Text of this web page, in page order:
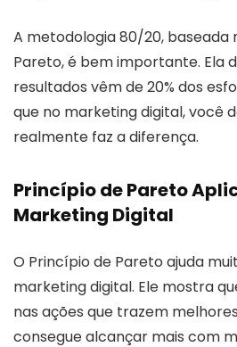
A metodologia 80/20, baseada
Pareto, é bem importante. Ela
resultados vêm de 20% dos
que no marketing digital, você
realmente faz a diferença.
Princípio de Pareto
Marketing Digital
O Princípio de Pareto ajuda
marketing digital. Ele mostra
nas ações que trazem
consegue alcançar mais com